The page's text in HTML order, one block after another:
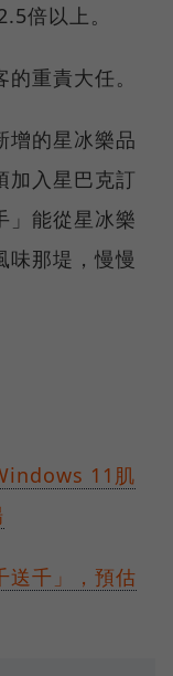
倍以上。
重責大任。
增的星冰樂品
加入星巴克訂
」能從星冰樂
味那堤，慢慢
11肌
送千」，預估